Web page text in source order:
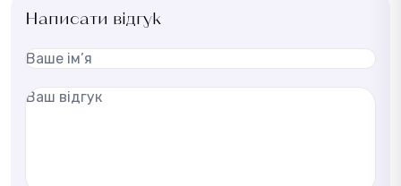
Написати відгук